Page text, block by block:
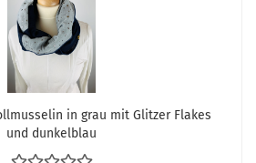
in grau mit Glitzer Flakes
und dunkelblau